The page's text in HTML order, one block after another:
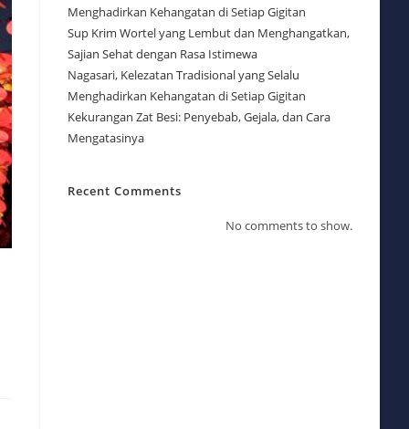
Menghadirkan Kehangatan di Setiap Gigitan
Sup Krim Wortel yang Lembut dan Menghangatkan,
Sajian Sehat dengan Rasa Istimewa
Nagasari, Kelezatan Tradisional yang Selalu
Menghadirkan Kehangatan di Setiap Gigitan
Kekurangan Zat Besi: Penyebab, Gejala, dan Cara
Mengatasinya
Recent Comments
No comments to show.